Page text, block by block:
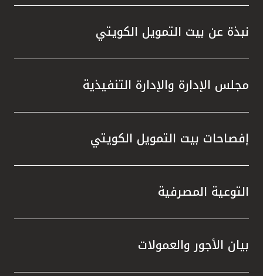
المصرفية،وخدمة KFHonline، وأجهزة الصرف
الآلي والاستفادة من الفرص المميزة التي
توفرها، والتي تمنحهم إمكانية الفوز بجوائز قيّمة
في السحوبات المقبلة ، إلى جانب المزايا
وخدماته المصرفية والتي تلبي تطلعاتهم وتعزز
نبذة عن بيت التمويل الكويتي
مجلس الإدارة والإدارة التنفيذية
إفصاحات بيت التمويل الكويتي
التوعية المصرفية
بيان الأجور والعمولات